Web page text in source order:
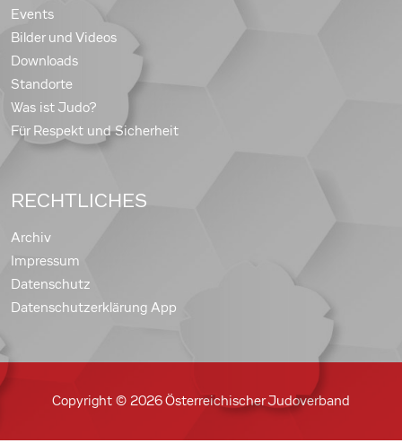
Events
Bilder und Videos
Downloads
Standorte
Was ist Judo?
Für Respekt und Sicherheit
RECHTLICHES
Archiv
Impressum
Datenschutz
Datenschutzerklärung App
Copyright © 2026 Österreichischer Judoverband